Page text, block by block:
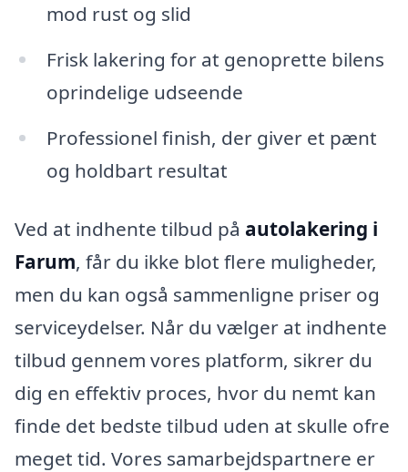
mod rust og slid
Frisk lakering for at genoprette bilens
oprindelige udseende
Professionel finish, der giver et pænt
og holdbart resultat
Ved at indhente tilbud på autolakering i
Farum, får du ikke blot flere muligheder,
men du kan også sammenligne priser og
serviceydelser. Når du vælger at indhente
tilbud gennem vores platform, sikrer du
dig en effektiv proces, hvor du nemt kan
finde det bedste tilbud uden at skulle ofre
meget tid. Vores samarbejdspartnere er